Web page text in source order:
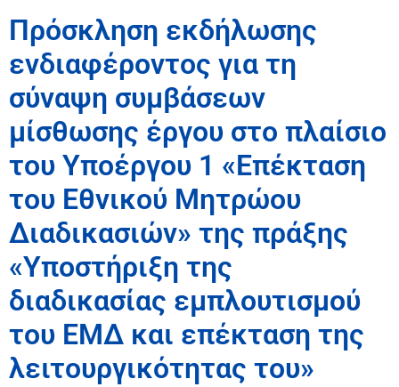
Πρόσκληση εκδήλωσης
ενδιαφέροντος για τη
σύναψη συμβάσεων
μίσθωσης έργου στο πλαίσιο
του Υποέργου 1 «Επέκταση
του Εθνικού Μητρώου
Διαδικασιών» της πράξης
«Υποστήριξη της
διαδικασίας εμπλουτισμού
του ΕΜΔ και επέκταση της
λειτουργικότητας του»